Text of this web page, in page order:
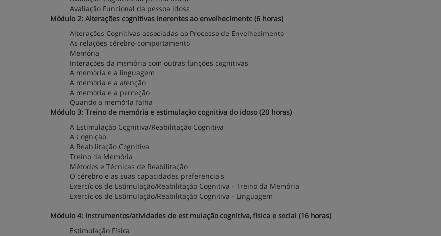
Avaliação Funcional da pessoa idosa
Módulo 2: Alterações cognitivas inerentes ao envelhecimento (6 horas)
Alterações Cognitivas associadas ao Processo de Envelhecimento
As relações cérebro-comportamento
Memória
Interações da memória com outras funções cognitivas
A memória e a linguagem
A memória e a atenção
A memória e a perceção
Quando a memória falha
Módulo 3: Treino de memória e estimulação cognitiva do idoso (20 horas)
A Estimulação Cognitiva/Reabilitação Cognitiva
A Cognição
A Reabilitação Cognitiva
Treino da Memória
Métodos e Técnicas de Reabilitação
O cérebro e as suas capacidades preferenciais
Exercícios de Estimulação/Reabilitação Cognitiva - Treino da Memória
Exercícios de Estimulação/Reabilitação Cognitiva - Linguagem
Módulo 4: Instrumentos/atividades de estimulação cognitiva, física e social (16 horas)
Estimulação Física